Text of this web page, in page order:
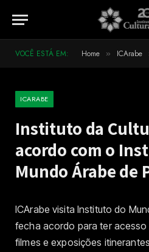
VOCÊ ESTÁ EM: Home » ICArabe
ICARABE
Instituto da
acordo com o
Mundo Árabe de
ICArabe visita Instituto do
fecha acordo para ter
filmes e exposições